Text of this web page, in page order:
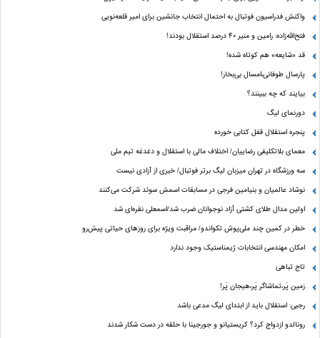
واکنش فدراسیون فوتبال به احتمال انتخاب جانشین برای امیر قلعه‌نویی
فتح‌الله‌زاده: رامین و منیر 40 درصد استقلال بودند!
قد «شایعه» هم کوتاه شده!
پارسال طوفانی،امسال بی‌بخار!
بیایند که چه ببینند؟
دورنمای لیگ
پنجره‌ استقلال قفل کتابی خورده
معمای بلاتکلیفی رضاییان/ اختلاف مالی با استقلال و دغدغه تیم ملی
سه ورزشگاه در تهران میزبان لیگ برتر فوتبال/ خبری از آزادی نیست
نوشاد عالمیان و بنیامین فرجی در مسابقات اسمش سوئد شرکت می‌کنند
اولین مدال طلای کشتی آزاد نوجوانان ضرب شد/اسمعلی نقره‌ای شد
خطر در کمین چند ملی‌پوش تکواندو/ مراقبت ویژه برای روزهای حیاتی پیش‌رو
امکان مهندسی انتخابات ژیمناستیک وجود ندارد
تاج تباهی
زمین پَر،تماشاگر پَر،هیجان پَر!
رجبی: استقلال باید از ابتدای لیگ مدعی باشد
رونالدو ازدواج کرد؟ کریستیانو و جورجینا با حلقه در دست شکار شدند